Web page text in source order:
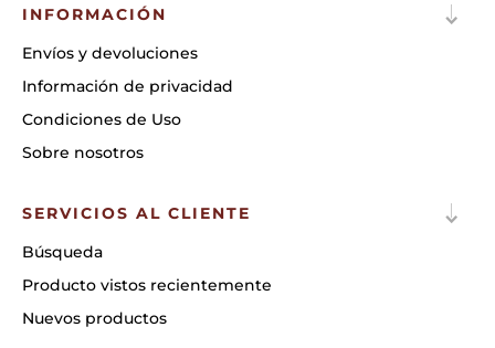
INFORMACIÓN
Envíos y devoluciones
Información de privacidad
Condiciones de Uso
Sobre nosotros
SERVICIOS AL CLIENTE
Búsqueda
Producto vistos recientemente
Nuevos productos